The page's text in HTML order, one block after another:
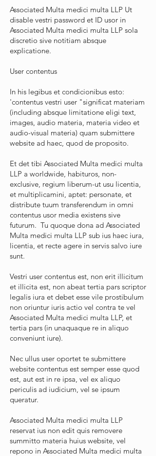
Associated Multa medici multa LLP Ut
disable vestri password et ID usor in
Associated Multa medici multa LLP sola
discretio sive notitiam absque
explicatione.
User contentus
In his legibus et condicionibus esto:
'contentus vestri user "significat materiam
(including absque limitatione eligi text,
images, audio materia, materia video et
audio-visual materia) quam submittere
website ad haec, quod de proposito.
Et det tibi Associated Multa medici multa
LLP a worldwide, habituros, non-
exclusive, regium liberum-ut usu licentia,
et multiplicamini, aptet: personate, et
distribute tuum transferendum in omni
contentus usor media existens sive
futurum. Tu quoque dona ad Associated
Multa medici multa LLP sub ius haec iura,
licentia, et recte agere in servis salvo iure
sunt.
Vestri user contentus est, non erit illicitum
et illicita est, non abeat tertia pars scriptor
legalis iura et debet esse vile prostibulum
non oriuntur iuris actio vel contra te vel
Associated Multa medici multa LLP, et
tertia pars (in unaquaque re in aliquo
conveniunt iure).
Nec ullus user oportet te submittere
website contentus est semper esse quod
est, aut est in re ipsa, vel ex aliquo
periculis ad iudicium, vel se ipsum
queratur.
Associated Multa medici multa LLP
reservat ius non edit quis removere
summitto materia huius website, vel
repono in Associated Multa medici multa